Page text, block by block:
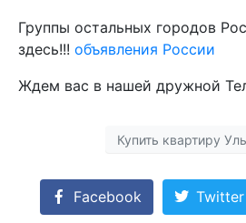
Группы остальных городов
здесь!!! объявления России
Ждем вас в нашей дружной
Купить квартиру
Facebook Twitter